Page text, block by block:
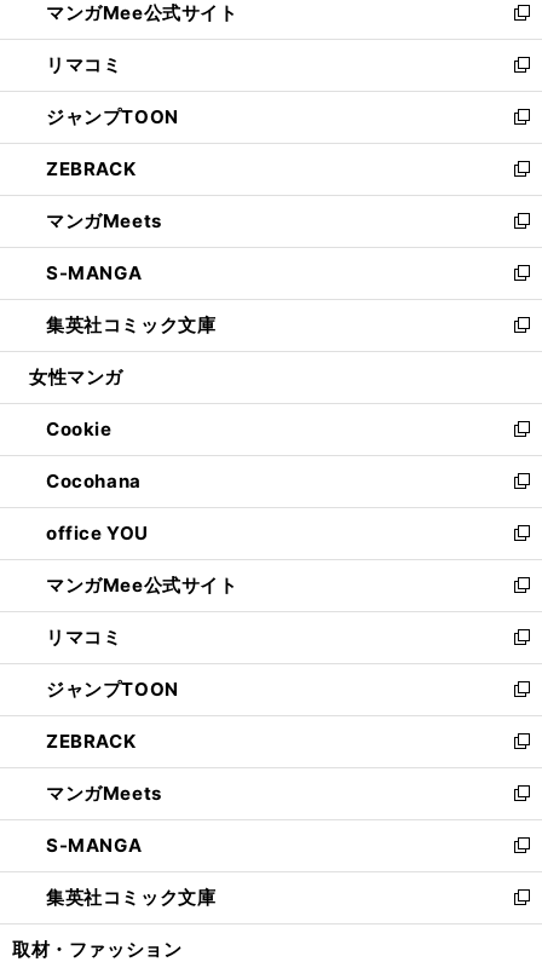
く
ド
ウ
で
開
く
ィ
ン
ド
ウ
で
開
く
い
ウ
ィ
ン
ド
ウ
で
開
く
マンガMee公式サイト
新
し
い
ウ
ィ
ン
ド
ウ
で
開
く
リマコミ
新
し
い
ウ
ィ
ン
ド
ウ
で
開
く
ジャンプTOON
新
し
い
ウ
ィ
ン
ド
ウ
で
開
ZEBRACK
新
し
い
ウ
ィ
ン
ド
ウ
開
く
マンガMeets
新
し
い
ウ
ィ
ン
ウ
で
開
く
S-MANGA
新
し
い
ウ
ン
ド
ウ
で
開
く
集英社コミック文庫
新
し
ウ
ィ
ン
ド
ウ
で
開
く
女性マンガ
Cookie
新
し
い
ウ
ィ
ン
ド
ウ
で
開
く
Cocohana
新
し
い
ウ
ィ
ン
ド
ウ
で
開
く
office YOU
新
し
い
ウ
ィ
ン
ド
ウ
で
開
く
マンガMee公式サイト
新
し
い
ウ
ィ
ン
ド
ウ
で
開
く
リマコミ
新
し
い
ウ
ィ
ン
ド
ウ
で
開
く
ジャンプTOON
新
し
い
ウ
ィ
ン
ド
ウ
で
開
ZEBRACK
新
し
い
ウ
ィ
ン
ド
ウ
マンガMeets
新
し
い
ウ
ィ
ン
S-MANGA
新
し
い
ウ
集英社コミック文庫
新
し
取材・ファッション